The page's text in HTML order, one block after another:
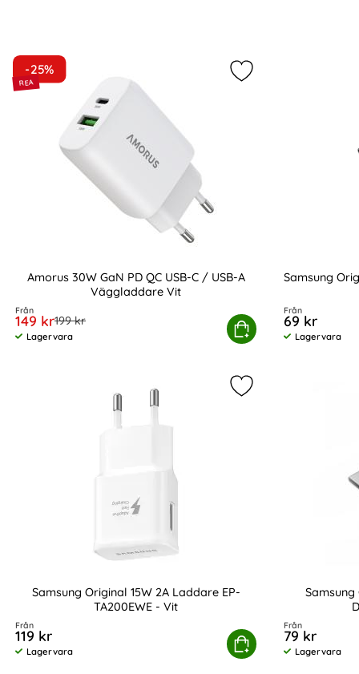
produktlista
-25%
Amorus 30W GaN PD QC USB-C / USB-A
Väggladdare Vit
Art. nr 243638
Från
rea pris
149 krtidigare pris
199 kr
Tillgänglighet:
Lagervara
Köp
Amorus 30W GaN PD QC USB-C / USB-A
Markera amorus
Samsung
Art. nr 13852
Från
69 kr
Tillgänglighet:
Lagervara
Samsung Original 15W 2A Laddare EP-
TA200EWE - Vit
Art. nr 13863
Från
119 kr
Tillgänglighet:
Lagervara
Köp
Samsung Original 15W 2A Laddare EP-
Markera samsung
Samsung
Art. nr 13856
Från
79 kr
Tillgänglighet:
Lagervara